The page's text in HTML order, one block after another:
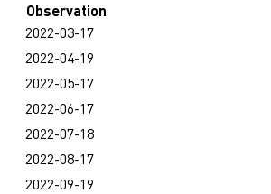
Observation
2022-03-17
2022-04-19
2022-05-17
2022-06-17
2022-07-18
2022-08-17
2022-09-19